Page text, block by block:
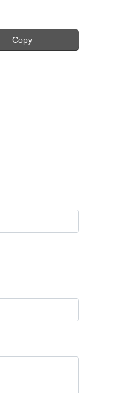
Copy